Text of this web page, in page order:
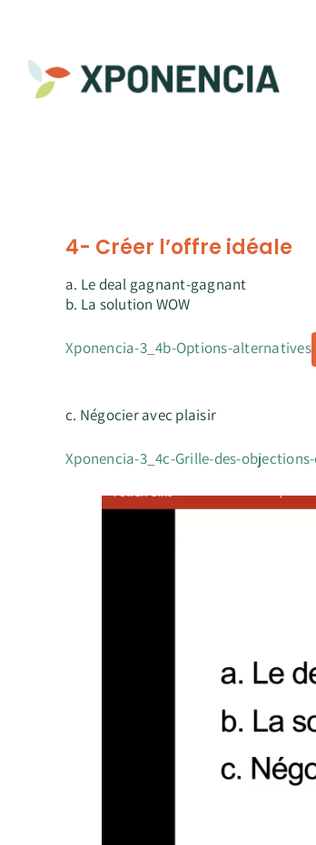
contenu
4- Créer l’offre idéale
a. Le deal gagnant-gagnant
b. La solution WOW
Xponencia-3_4b-Options-alternatives
c. Négocier avec plaisir
Xponencia-3_4c-Grille-des-